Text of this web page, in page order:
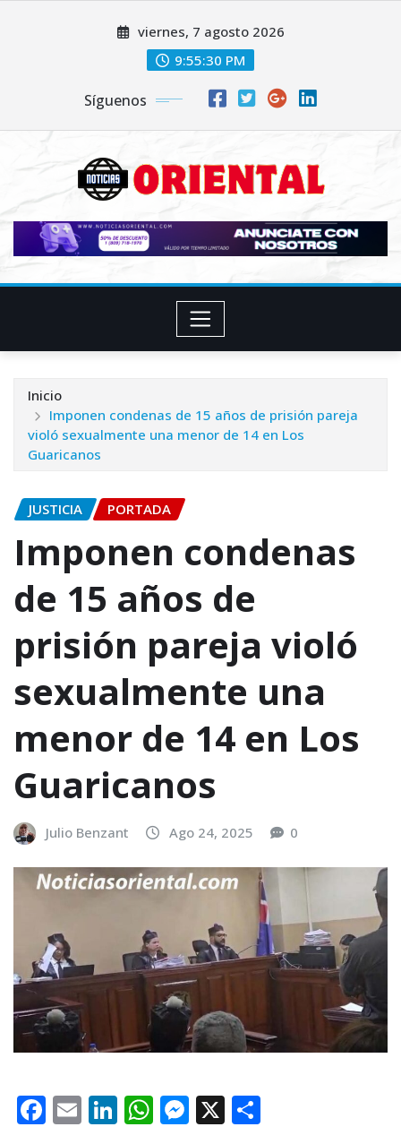
viernes, 7 agosto 2026
9:55:32 PM
Síguenos
Inicio
Imponen condenas de 15 años de prisión pareja
violó sexualmente una menor de 14 en Los
Guaricanos
JUSTICIA PORTADA
Imponen condenas
de 15 años de
prisión pareja violó
sexualmente una
menor de 14 en Los
Guaricanos
Julio Benzant Ago 24, 2025 0
F E Li W M X